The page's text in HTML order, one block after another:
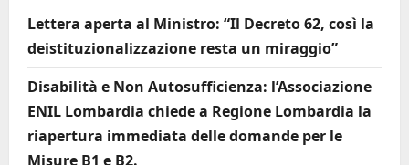
Lettera aperta al Ministro: “Il Decreto 62, così la
deistituzionalizzazione resta un miraggio”
Disabilità e Non Autosufficienza: l’Associazione
ENIL Lombardia chiede a Regione Lombardia la
riapertura immediata delle domande per le
Misure B1 e B2.